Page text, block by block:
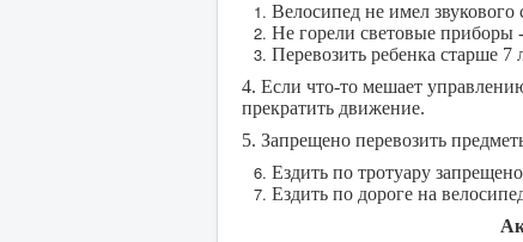
Велосипед не имел звукового
Не горели световые приборы
Перевозить ребенка старше 7
4. Если что-то мешает
прекратить движение.
5. Запрещено перевозить
Ездить по тротуару
Ездить по дороге на